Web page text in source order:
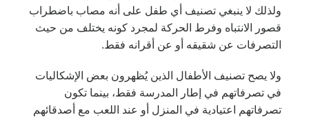
ولذلك لا ينبغي تصنيف أي طفل على أنه مصاب باضطراب
قصور الانتباه وفرط الحركة لمجرد كونه يختلف من حيث
التصرفات عن شقيقه أو عن أقرانه فقط.
ولا يصح تصنيف الأطفال الذين يُظهرون بعض الإشكاليات
في تصرفاتهم في إطار المدرسة فقط، بينما تكون
تصرفاتهم اعتيادية في المنزل أو عند اللعب مع أصدقائهم